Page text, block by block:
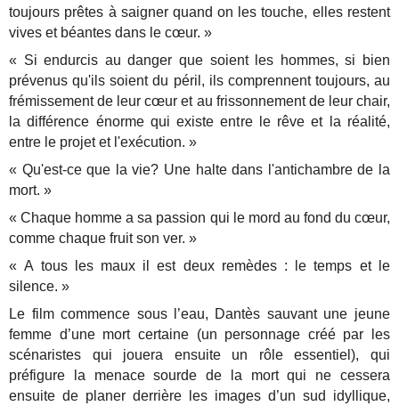
toujours prêtes à saigner quand on les touche, elles restent
vives et béantes dans le cœur. »
« Si endurcis au danger que soient les hommes, si bien
prévenus qu'ils soient du péril, ils comprennent toujours, au
frémissement de leur cœur et au frissonnement de leur chair,
la différence énorme qui existe entre le rêve et la réalité,
entre le projet et l'exécution. »
« Qu'est-ce que la vie? Une halte dans l'antichambre de la
mort. »
« Chaque homme a sa passion qui le mord au fond du cœur,
comme chaque fruit son ver. »
« A tous les maux il est deux remèdes : le temps et le
silence. »
Le film commence sous l’eau, Dantès sauvant une jeune
femme d’une mort certaine (un personnage créé par les
scénaristes qui jouera ensuite un rôle essentiel), qui
préfigure la menace sourde de la mort qui ne cessera
ensuite de planer derrière les images d’un sud idyllique,